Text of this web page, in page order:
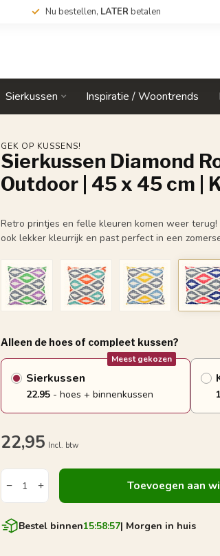
Nu bestellen, LATER betalen
Sierkussen Inspiratie / Woontrends
GEK OP KUSSENS!
Sierkussen Diamond
Outdoor | 45 x 45 cm |
Retro printjes en felle kleuren komen weer
ook lekker kleurrijk en past perfect in een
Alleen de hoes of compleet kussen?
Sierkussen
Meest gekozen
22.95 - hoes + binnenkussen
22,95 Incl. btw
Toevoegen aan
Bestel binnen15:58:56| Morgen in huis